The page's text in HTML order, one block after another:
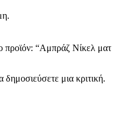
προϊόν: “Αμπράζ Νίκελ ματ
δημοσιεύσετε μια κριτική.